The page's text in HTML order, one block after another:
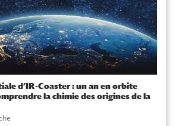
d’IR-Coaster : un an en orbite
la chimie des origines de la